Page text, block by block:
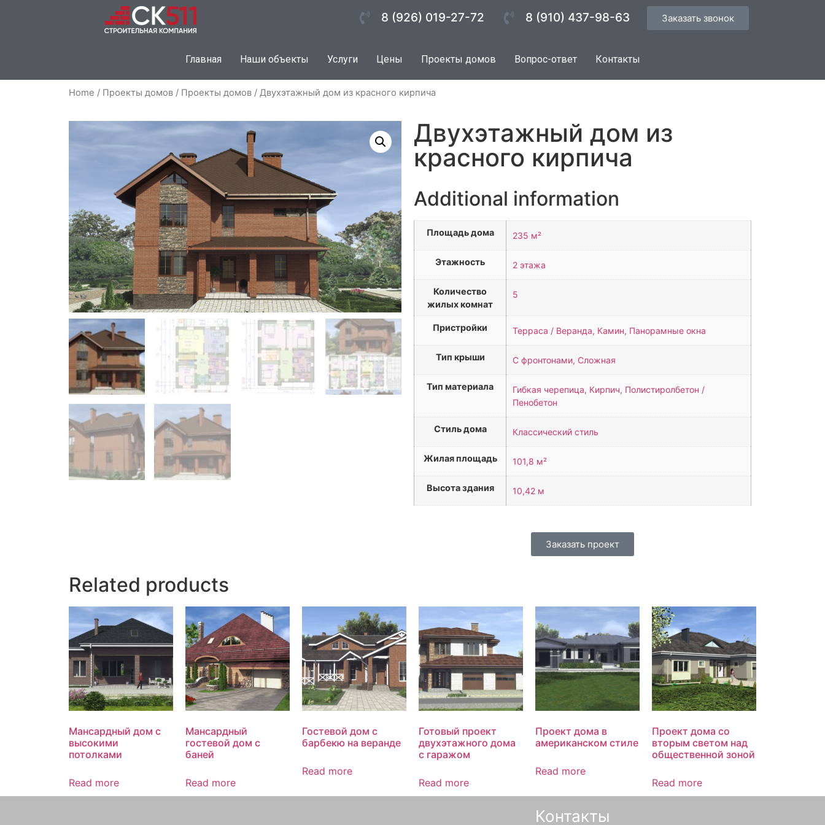
8 (926) 019-27-72 8 (910) 437-98-63 Заказать звонок
Главная Наши объекты Услуги Цены Проекты домов Вопрос-ответ Контакты
Home / Проекты домов / Проекты домов / Двухэтажный дом из красного кирпича
Двухэтажный дом из
красного кирпича
Additional information
Площадь дома 235 м²
Этажность 2 этажа
Количество
жилых комнат
5
Пристройки Терраса / Веранда, Камин, Панорамные окна
Тип крыши С фронтонами, Сложная
Тип материала
Гибкая черепица, Кирпич, Полистиролбетон /
Пенобетон
Стиль дома Классический стиль
Жилая площадь 101,8 м²
Высота здания 10,42 м
Заказать проект
Related products
Мансардный дом с
высокими
потолками
Read more
Мансардный
гостевой дом с
баней
Read more
Гостевой дом с
барбекю на веранде
Read more
Готовый проект
двухэтажного дома
с гаражом
Read more
Проект дома в
американском стиле
Read more
Проект дома со
вторым светом над
общественной зоной
Read more
Контакты